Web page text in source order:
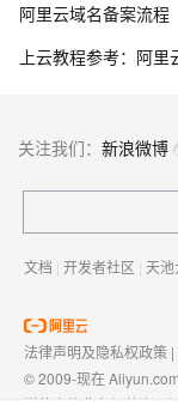
阿里云域名备案流程
关注我们： 新浪微博
文档 | 开发者社区 | 天池
法律声明及隐私权政策 |
© 2009-现在
增值电信业务经营许可